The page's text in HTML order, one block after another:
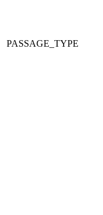
PASSAGE_TYPE